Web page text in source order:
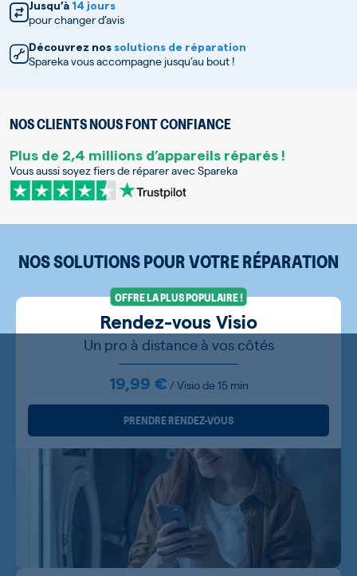
Jusqu’à 14 jours
pour changer d’avis
Découvrez nos solutions de réparation
Spareka vous accompagne jusqu’au bout !
NOS CLIENTS NOUS FONT CONFIANCE
Plus de 2,4 millions d’appareils réparés !
Vous aussi soyez fiers de réparer avec Spareka
NOS SOLUTIONS POUR VOTRE RÉPARATION
OFFRE LA PLUS POPULAIRE !
Rendez-vous Visio
Un pro à distance à vos côtés
19,99 € / Visio de 15 min
PRENDRE RENDEZ-VOUS